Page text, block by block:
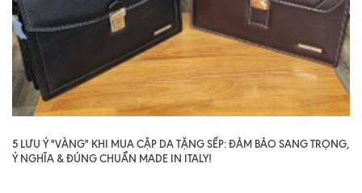
5 LƯU Ý "VÀNG" KHI MUA CẶP DA TẶNG SẾP: ĐẢM BẢO SANG TRỌNG,
Ý NGHĨA & ĐÚNG CHUẨN MADE IN ITALY!